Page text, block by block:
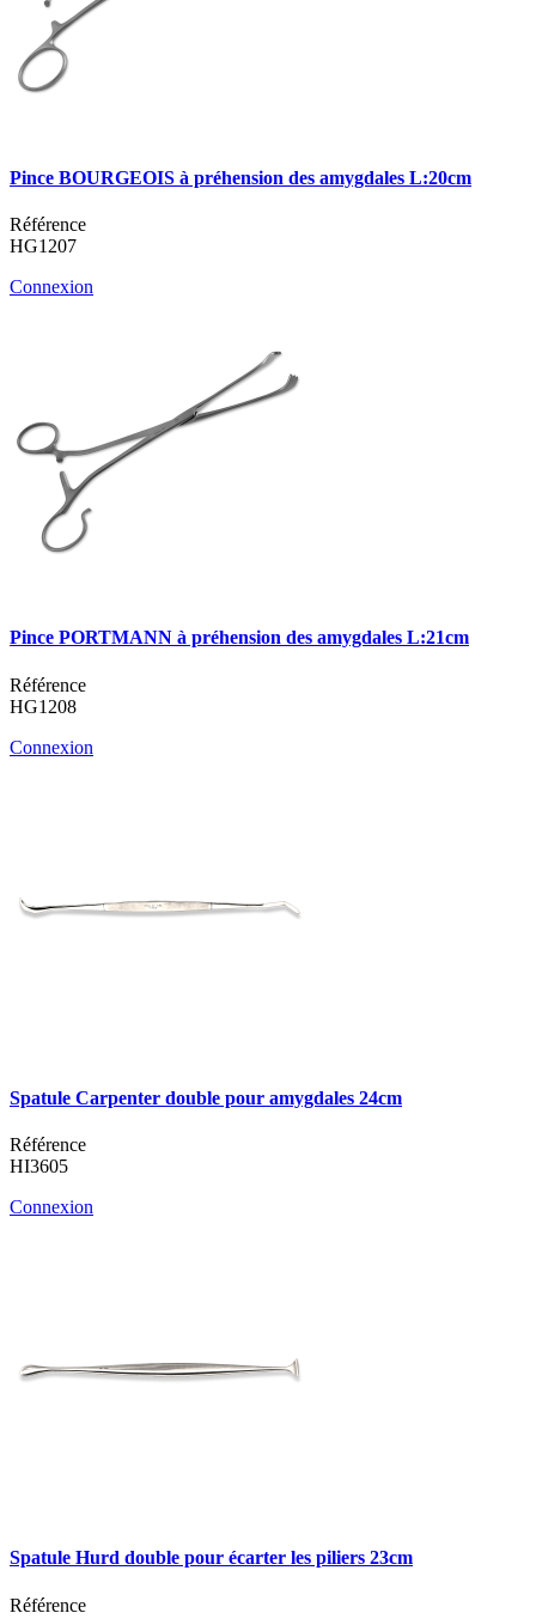
Pince BOURGEOIS à préhension des amygdales L:20cm
Référence
HG1207
Connexion
Pince PORTMANN à préhension des amygdales L:21cm
Référence
HG1208
Connexion
Spatule Carpenter double pour amygdales 24cm
Référence
HI3605
Connexion
Spatule Hurd double pour écarter les piliers 23cm
Référence